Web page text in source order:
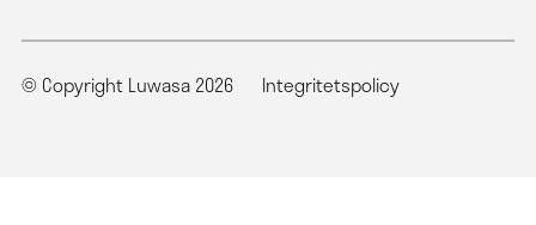
© Copyright Luwasa 2026 Integritetspolicy